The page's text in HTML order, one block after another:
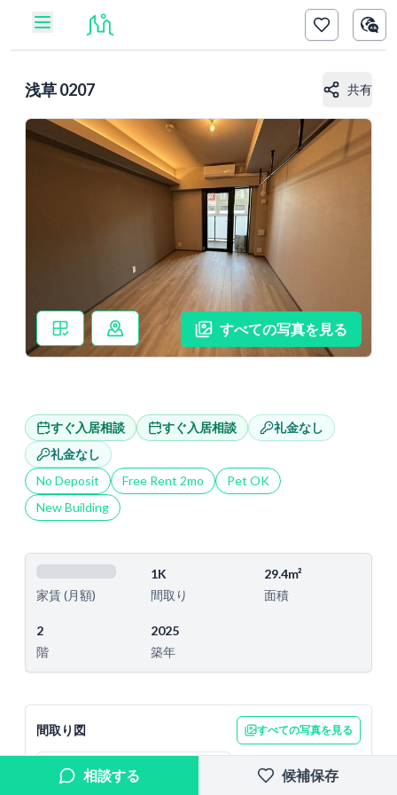
浅草 0207 共有
すべての写真を見る
すぐ入居相談 すぐ入居相談
礼金なし
礼金なし
No Deposit
Free Rent 2mo
Pet OK
New Building
家賃 (月額)
1K
間取り
29.4m²
面積
2
階
2025
築年
間取り図 すべての写真を見る
相談する 候補保存